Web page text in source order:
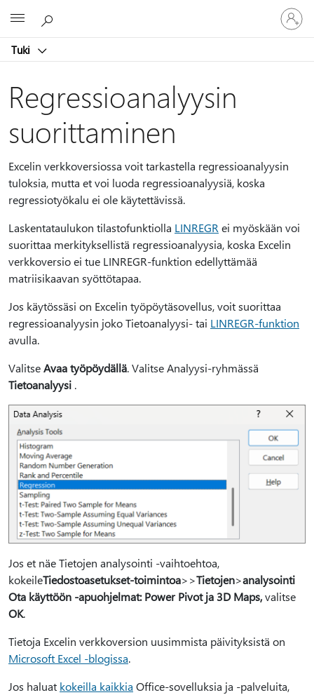
Tuki
Kirjaudu
sisään
tilille
Regressioanalyysin
suorittaminen
Excelin verkkoversiossa voit tarkastella regressioanalyysin
tuloksia, mutta et voi luoda regressioanalyysiä, koska
regressiotyökalu ei ole käytettävissä.
Laskentataulukon tilastofunktiolla LINREGR ei myöskään voi
suorittaa merkityksellistä regressioanalyysia, koska Excelin
verkkoversio ei tue LINREGR-funktion edellyttämää
matriisikaavan syöttötapaa.
Jos käytössäsi on Excelin työpöytäsovellus, voit suorittaa
regressioanalyysin joko Tietoanalyysi- tai LINREGR-funktion
avulla.
ValitseAvaa työpöydällä. Valitse Analyysi-ryhmässä
Tietoanalyysi .
Jos et näe Tietojen analysointi -vaihtoehtoa,
kokeileTiedostoasetukset-toimintoa>>Tietojen>analysointi
Ota käyttöön -apuohjelmat: Power Pivot ja 3D Maps,valitse
OK.
Tietoja Excelin verkkoversion uusimmista päivityksistä on
Microsoft Excel -blogissa.
Jos haluat kokeilla kaikkia Office-sovelluksia ja -palveluita,